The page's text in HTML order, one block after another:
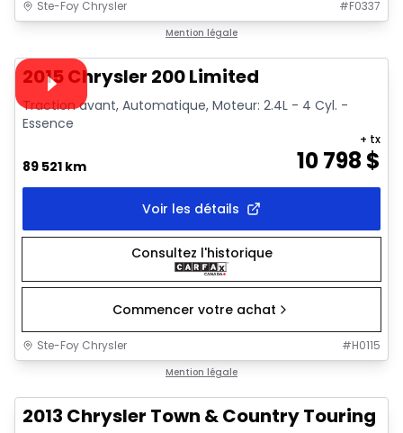
Ste-Foy Chrysler #F0337
Mention légale
Vidéo disponible
2015 Chrysler 200 Limited
Traction avant, Automatique, Moteur: 2.4L - 4 Cyl. -
Essence
89 521 km 10 798 $
+ tx
Voir les détails
Consultez l'historique
Commencer votre achat
Ste-Foy Chrysler #H0115
Mention légale
2013 Chrysler Town & Country Touring